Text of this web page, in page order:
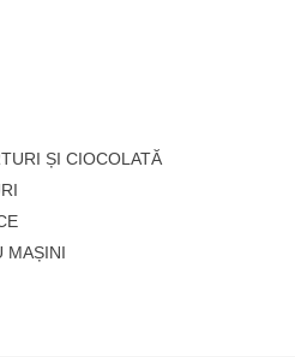
ȘI CIOCOLATĂ
MAȘINI